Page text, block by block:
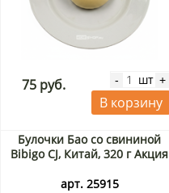
75 руб. - шт +
В корзину
Булочки Бао со свининой
Bibigo CJ, Китай, 320 г Акция
арт. 25915